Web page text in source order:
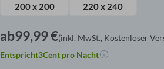
200 x 200
220 x 240
ab99,99€(inkl. MwSt., Kostenloser
Entspricht3Cent pro Nacht